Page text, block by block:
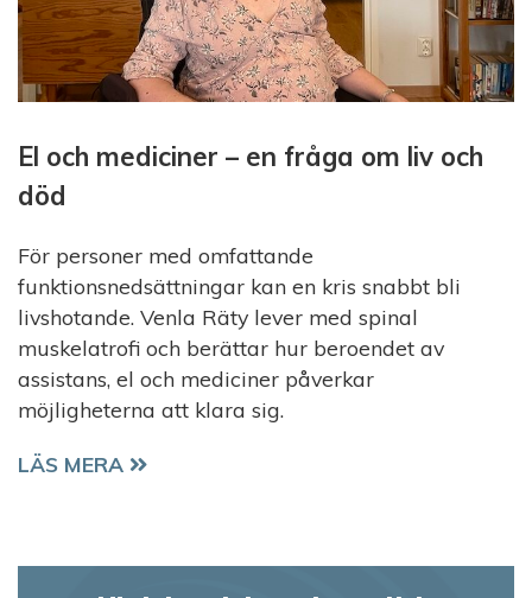
El och mediciner – en fråga om liv och
död
För personer med omfattande
funktionsnedsättningar kan en kris snabbt bli
livshotande. Venla Räty lever med spinal
muskelatrofi och berättar hur beroendet av
assistans, el och mediciner påverkar
möjligheterna att klara sig.
EL OCH MEDICINER – EN FRÅGA OM LIV OCH DÖD
LÄS MERA